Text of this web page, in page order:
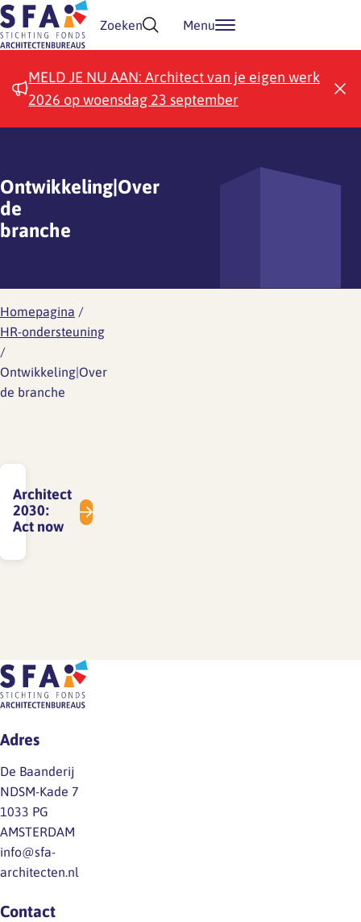
Doorgaan naar inhoud
Zoeken Menu
MELD JE NU AAN: Architect van je eigen werk
2026 op woensdag 23 september
Ontwikkeling|Over
de
branche
Homepagina /
HR-ondersteuning
/
Ontwikkeling|Over
de branche
Architect
2030:
Act now
Adres
De Baanderij
NDSM-Kade 7
1033 PG
AMSTERDAM
info@sfa-
architecten.nl
Contact